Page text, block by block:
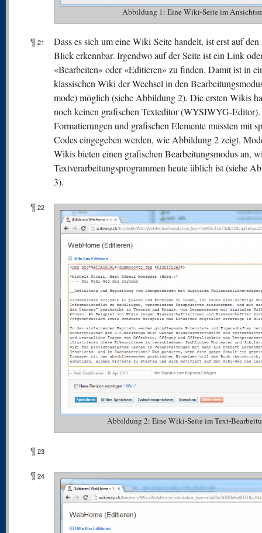
Abbildung 1: Eine Wiki-Seite im
¶ 21
Dass es sich um eine Wiki-Seite handelt, ist erst auf
Blick erkennbar. Irgendwo auf der Seite ist ein Link
«Bearbeiten» oder «Editieren» zu finden. Damit ist in
klassischen Wiki der Wechsel in den
mode) möglich (siehe Abbildung 2). Die ersten Wikis
noch keinen grafischen Texteditor (WYSIWYG-
Formatierungen und grafischen Elemente mussten mit
Codes eingegeben werden, wie Abbildung 2 zeigt.
Wikis bieten einen grafischen Bearbeitungsmodus an,
Textverarbeitungsprogrammen heute üblich ist (siehe
3).
¶ 22
Abbildung 2: Eine Wiki-Seite im Text-
¶ 23
¶ 24